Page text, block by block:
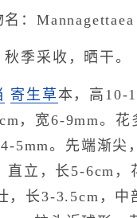
名：
季采收，晒干。
寄生草 本，高10-
，宽6-9mm。
5mm。先端渐尖
直立，长5-6cm
，长3-3.5cm，